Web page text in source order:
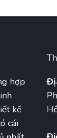
hợp
kế
cái